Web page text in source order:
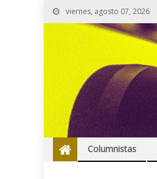
viernes, agosto 07, 2026
Columnistas